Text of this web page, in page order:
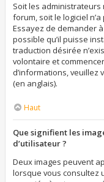
Soit les administrateurs
forum, soit le logiciel
Essayez de demander
possible qu’il puisse
traduction désirée
volontaire et
d’informations, veuillez
(en anglais).
Haut
Que signifient les
d’utilisateur ?
Deux images peuvent
lorsque vous consultez